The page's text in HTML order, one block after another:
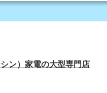
ン）家電の大型専門店